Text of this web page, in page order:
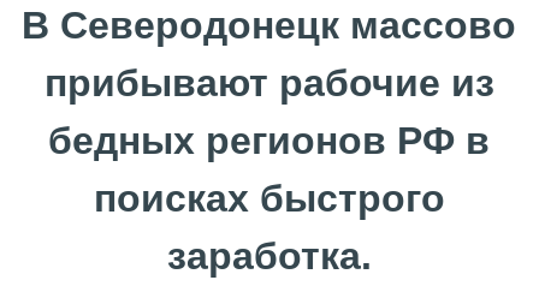
В Северодонецк массово
прибывают рабочие из
бедных регионов РФ в
поисках быстрого
заработка.